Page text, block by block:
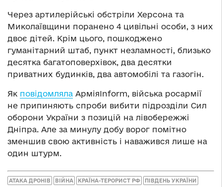
Через артилерійські обстріли Херсона та
Миколаївщини поранено 4 цивільні особи, з них
двоє дітей. Крім цього, пошкоджено
гуманітарний штаб, пункт незламності, близько
десятка багатоповерхівок, два десятки
приватних будинків, два автомобілі та газогін.
Як повідомляла АрміяInform, війська росармії
не припиняють спроби вибити підрозділи Сил
оборони України з позицій на лівобережжі
Дніпра. Але за минулу добу ворог помітно
зменшив свою активність і наважився лише на
один штурм.
АТАКА ДРОНІВ ВІЙНА КРАЇНА-ТЕРОРИСТ РФ ПІВДЕНЬ УКРАЇНИ